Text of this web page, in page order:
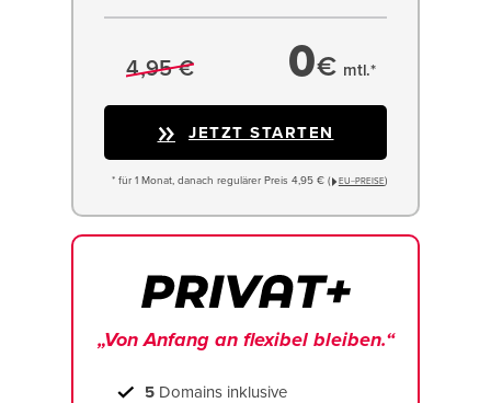
4,95 € 0€ mtl.*
JETZT STARTEN
* für 1 Monat, danach regulärer Preis 4,95 € ( EU−PREISE)
„Von Anfang an flexibel bleiben.“
5 Domains inklusive